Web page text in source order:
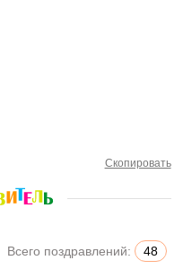
Скопировать
Всего поздравлений: 48